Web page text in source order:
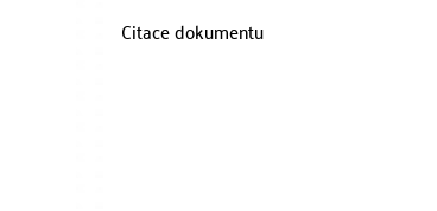
Citace dokumentu